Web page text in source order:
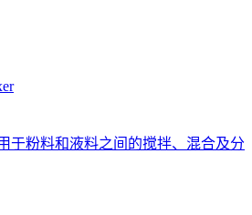
于粉料和液料之间的搅拌、混合及分